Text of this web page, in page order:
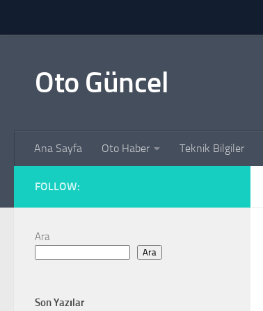
Oto Güncel
Ana Sayfa Oto Haber Teknik Bilgiler
FOLLOW:
Ara
Ara
Son Yazılar